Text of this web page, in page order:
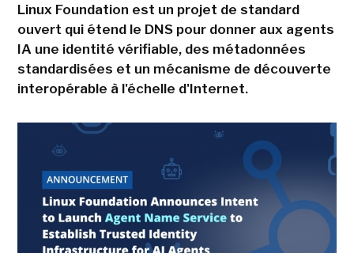
Linux Foundation est un projet de standard
ouvert qui étend le DNS pour donner aux agents
IA une identité vérifiable, des métadonnées
standardisées et un mécanisme de découverte
interopérable à l'échelle d'Internet.